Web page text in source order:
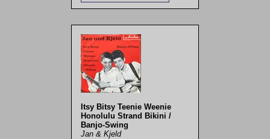
Itsy Bitsy Teenie Weenie
Honolulu Strand Bikini /
Banjo-Swing
Jan & Kjeld